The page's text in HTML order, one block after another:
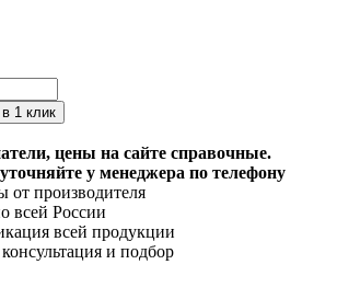
1 клик
цены на сайте справочные.
у менеджера по телефону
производителя
всей России
всей продукции
и подбор